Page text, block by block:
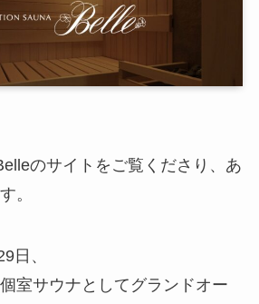
のサイトをご覧くださり、あ
。
日、
室サウナとしてグランドオー